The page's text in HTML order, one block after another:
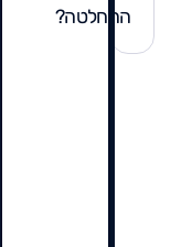
ההחלטה?